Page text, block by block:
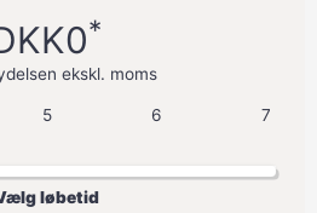
*
ekskl. moms
5 6 7
løbetid